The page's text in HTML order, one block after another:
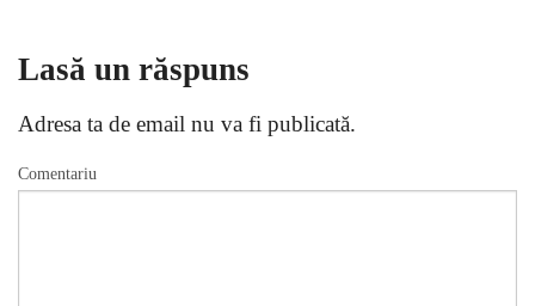
Lasă un răspuns
Adresa ta de email nu va fi publicată.
Comentariu